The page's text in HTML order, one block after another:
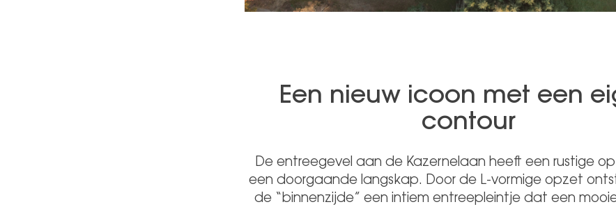
Een nieuw icoon met een
contour
De entreegevel aan de Kazernelaan heeft een rustige
een doorgaande langskap. Door de L-vormige opzet
de “binnenzijde” een intiem entreepleintje dat een